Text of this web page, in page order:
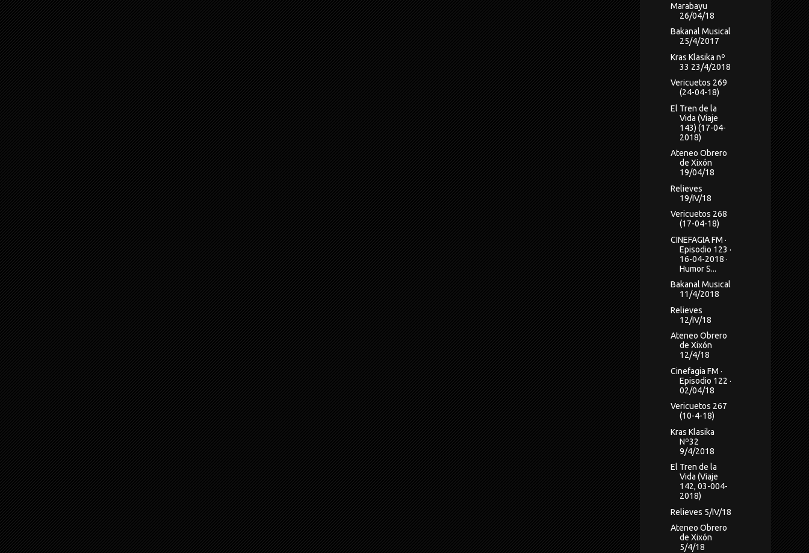
Marabayu
26/04/18
Bakanal Musical
25/4/2017
Kras Klasika nº
33 23/4/2018
Vericuetos 269
(24-04-18)
El Tren de la
Vida (Viaje
143) (17-04-
2018)
Ateneo Obrero
de Xixón
19/04/18
Relieves
19/IV/18
Vericuetos 268
(17-04-18)
CINEFAGIA FM ·
Episodio 123 ·
16-04-2018 ·
Humor S...
Bakanal Musical
11/4/2018
Relieves
12/IV/18
Ateneo Obrero
de Xixón
12/4/18
Cinefagia FM ·
Episodio 122 ·
02/04/18
Vericuetos 267
(10-4-18)
Kras Klasika
Nº32
9/4/2018
El Tren de la
Vida (Viaje
142, 03-004-
2018)
Relieves 5/IV/18
Ateneo Obrero
de Xixón
5/4/18